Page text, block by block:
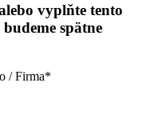
vyplňte tento
spätne
/ Firma*